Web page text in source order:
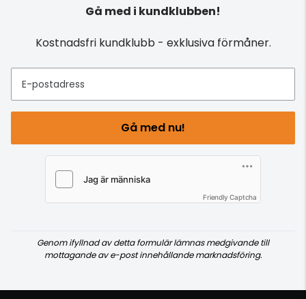
Gå med i kundklubben!
Kostnadsfri kundklubb - exklusiva förmåner.
E-postadress
Gå med nu!
Friendly Captcha
Genom ifyllnad av detta formulär lämnas medgivande till
mottagande av e-post innehållande marknadsföring.